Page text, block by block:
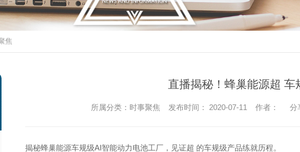
筒仓封顶
焦
直播揭秘！蜂巢能源超 车
所属分类：时事聚焦 发布时间： 2020-07-11 作者： 分
揭秘蜂巢能源车规级AI智能动力电池工厂，见证超 的车规级产品练就历程。